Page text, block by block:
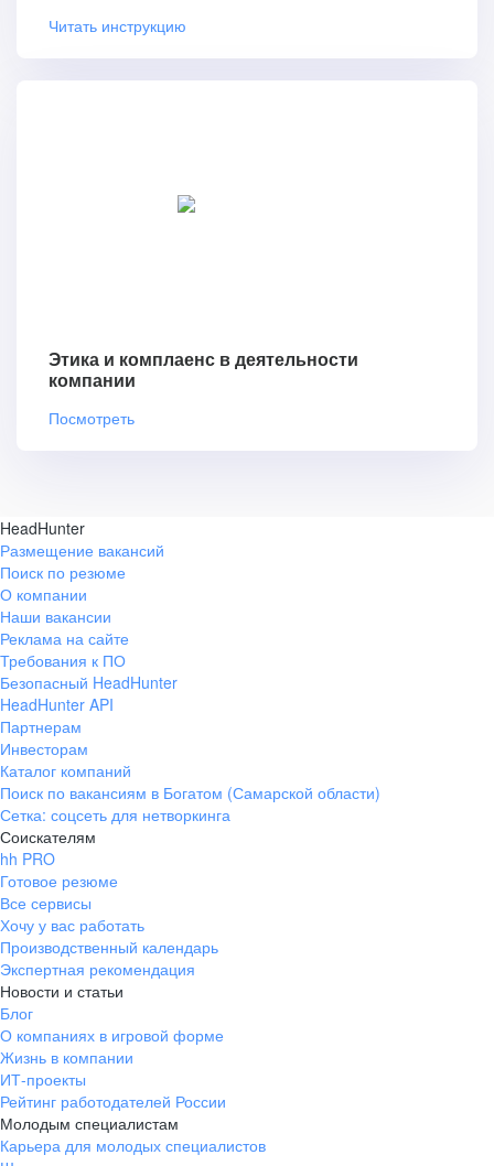
Читать инструкцию
Этика и комплаенс в деятельности
компании
Посмотреть
HeadHunter
Размещение вакансий
Поиск по резюме
О компании
Наши вакансии
Реклама на сайте
Требования к ПО
Безопасный HeadHunter
HeadHunter API
Партнерам
Инвесторам
Каталог компаний
Поиск по вакансиям в Богатом (Самарской области)
Сетка: соцсеть для нетворкинга
Соискателям
hh PRO
Готовое резюме
Все сервисы
Хочу у вас работать
Производственный календарь
Экспертная рекомендация
Новости и статьи
Блог
О компаниях в игровой форме
Жизнь в компании
ИТ-проекты
Рейтинг работодателей России
Молодым специалистам
Карьера для молодых специалистов